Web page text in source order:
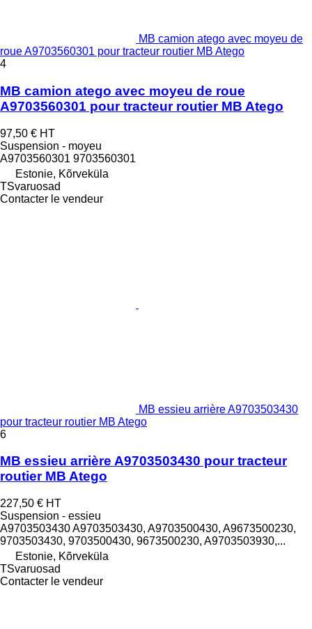
MB camion atego avec moyeu de
roue A9703560301 pour tracteur routier MB Atego
4
MB camion atego avec moyeu de roue
A9703560301 pour tracteur routier MB Atego
97,50 € HT
Suspension - moyeu
A9703560301 9703560301
Estonie, Kõrveküla
TSvaruosad
Contacter le vendeur
MB essieu arrière A9703503430
pour tracteur routier MB Atego
6
MB essieu arrière A9703503430 pour tracteur
routier MB Atego
227,50 € HT
Suspension - essieu
A9703503430 A9703503430, A9703500430, A9673500230,
9703503430, 9703500430, 9673500230, A9703503930,...
Estonie, Kõrveküla
TSvaruosad
Contacter le vendeur